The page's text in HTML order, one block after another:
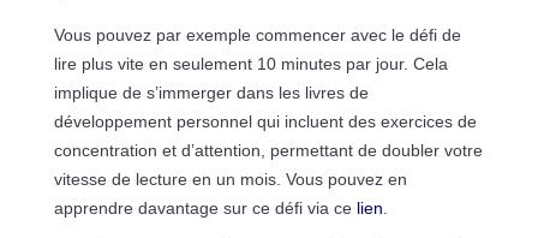
Vous pouvez par exemple commencer avec le défi de
lire plus vite en seulement 10 minutes par jour. Cela
implique de s’immerger dans les livres de
développement personnel qui incluent des exercices de
concentration et d’attention, permettant de doubler votre
vitesse de lecture en un mois. Vous pouvez en
apprendre davantage sur ce défi via ce lien